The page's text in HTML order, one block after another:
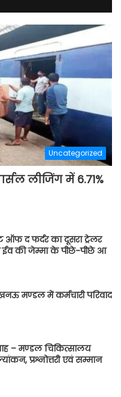
Uncategorized
लीजिंग में 6.71%
द फर्दर का दूसरा ट्रेलर
ईव की जेम्मा के पीछे-पीछे आ
मण्डल में कर्मचारी परिवाद
– मण्डल चिकित्सालय
प्रश्नोत्तरी एवं सम्मान